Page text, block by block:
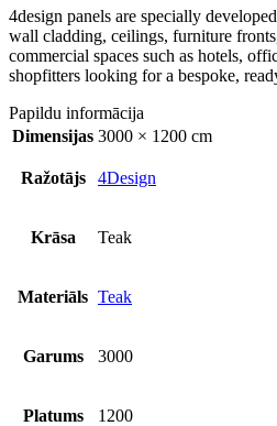
4design panels are specially
wall cladding, ceilings, furniture
commercial spaces such as hotels,
shopfitters looking for a bespoke,
Papildu informācija
Dimensijas 3000 × 1200 cm
Ražotājs 4Design
Krāsa Teak
Materiāls Teak
Garums 3000
Platums 1200